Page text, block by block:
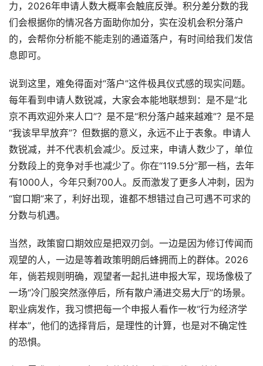
力，2026年申请人数大概率会触底反弹。积分差分数的我
们会根据你的情况各方面助你加分，实在没机会积分落户
的，会帮你分析能不能走别的通道落户，有时间给我们发信
息即可。
说到这里，难免得面对“落户”这件极具仪式感的现实问题。
每年看到申请人数锐减，大家会本能地联想到：是不是“北
京不再欢迎外来人口”？是不是“积分落户越来越难”？是不是
“我该早早放弃”？但数据的意义，永远不止于表象。申请人
数锐减，并不代表机会减少。反过来，申请人数少了，单位
分数段上的竞争对手也减少了。你在“119.5分”那一档，去年
有1000人，今年只剩700人。反而激发了更多人冲刺，因为
“窗口期”来了，利好出现，谁都不想错过自己可遇不可求的
分数与机遇。
当然，政策窗口期效应是把双刃剑。一边是因为修订传闻而
观望的人，一边是等着政策明朗后蜂拥而上的群体。2026
年，倘若规则明确，观望者一起扎进申报大军，现场像极了
一场“冷门股突然涨停后，所有散户涌进交易大厅”的场景。
职业病发作，我习惯把每一个申报人看作一枚“行为经济学
样本”，他们的选择背后，是理性的计算，也是对不确定性
的恐惧。